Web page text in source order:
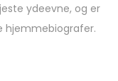
ydeevne, og er
hjemmebiografer.